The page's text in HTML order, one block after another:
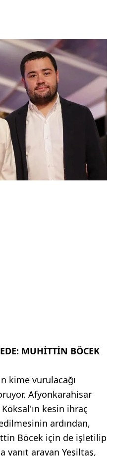
MUHİTTİN BÖCEK
kime vurulacağı
Afyonkarahisar
kesin ihraç
ardından,
Böcek için de işletilip
yanıt arayan Yeşiltaş,